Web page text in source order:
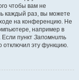
чтобы вам не
каждый раз, вы можете
на конференцию. Не
например в
Если пункт Запомнить
отключил эту функцию.